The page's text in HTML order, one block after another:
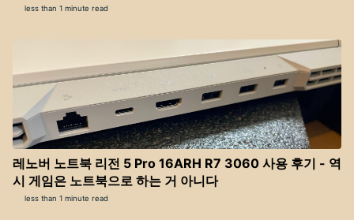
less than 1 minute read
레노버 노트북 리전 5 Pro 16ARH R7 3060 사용 후기 - 역
시 게임은 노트북으로 하는 거 아니다
less than 1 minute read